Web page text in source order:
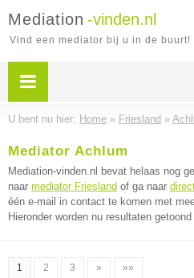
Mediation -vinden.nl
Vind een mediator bij u in de buurt!
U bent nu hier: Home » Friesland »
Mediator Achlum
Mediation-vinden.nl bevat helaas nog
naar mediator Friesland of ga naar
één e-mail in contact te komen met
Hieronder worden nu resultaten
1 2 3 » »»